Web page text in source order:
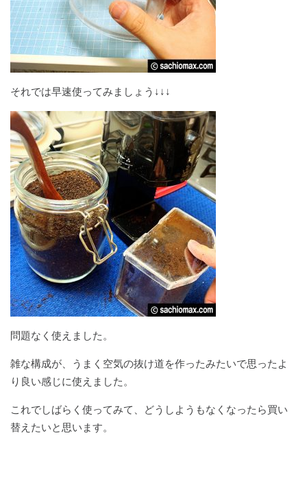
それでは早速使ってみましょう↓↓↓
問題なく使えました。
雑な構成が、うまく空気の抜け道を作ったみたいで思ったよ
り良い感じに使えました。
これでしばらく使ってみて、どうしようもなくなったら買い
替えたいと思います。